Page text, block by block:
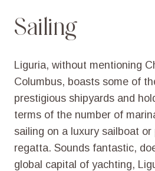
Sailing
Liguria, without mentioning
Columbus, boasts some of
prestigious shipyards and
terms of the number of
sailing on a luxury sailboat or
regatta. Sounds fantastic,
global capital of yachting,